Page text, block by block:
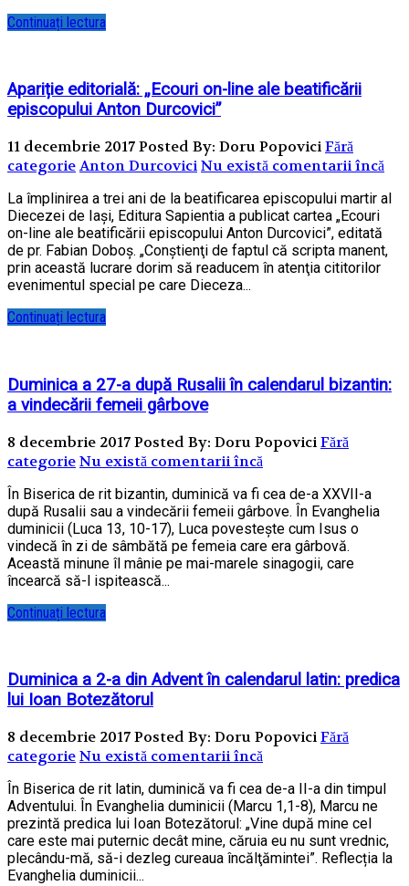
Continuați lectura
Apariție editorială: „Ecouri on-line ale beatificării
episcopului Anton Durcovici”
11 decembrie 2017Posted By: Doru PopoviciFără
categorieAnton DurcoviciNu există comentarii încă
La împlinirea a trei ani de la beatificarea episcopului martir al
Diecezei de Iaşi, Editura Sapientia a publicat cartea „Ecouri
on-line ale beatificării episcopului Anton Durcovici”, editată
de pr. Fabian Doboş. „Conştienţi de faptul că scripta manent,
prin această lucrare dorim să readucem în atenţia cititorilor
evenimentul special pe care Dieceza...
Continuați lectura
Duminica a 27-a după Rusalii în calendarul bizantin:
a vindecării femeii gârbove
8 decembrie 2017Posted By: Doru PopoviciFără
categorieNu există comentarii încă
În Biserica de rit bizantin, duminică va fi cea de-a XXVII-a
după Rusalii sau a vindecării femeii gârbove. În Evanghelia
duminicii (Luca 13, 10-17), Luca povestește cum Isus o
vindecă în zi de sâmbătă pe femeia care era gârbovă.
Această minune îl mânie pe mai-marele sinagogii, care
încearcă să-l ispitească...
Continuați lectura
Duminica a 2-a din Advent în calendarul latin: predica
lui Ioan Botezătorul
8 decembrie 2017Posted By: Doru PopoviciFără
categorieNu există comentarii încă
În Biserica de rit latin, duminică va fi cea de-a II-a din timpul
Adventului. În Evanghelia duminicii (Marcu 1,1-8), Marcu ne
prezintă predica lui Ioan Botezătorul: „Vine după mine cel
care este mai puternic decât mine, căruia eu nu sunt vrednic,
plecându-mă, să-i dezleg cureaua încălţămintei”. Reflecția la
Evanghelia duminicii...